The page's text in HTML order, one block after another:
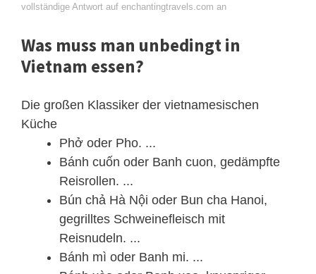
vollständige Antwort auf enchantingtravels.com an
Was muss man unbedingt in
Vietnam essen?
Die großen Klassiker der vietnamesischen
Küche
Phở oder Pho. ...
Bánh cuốn oder Banh cuon, gedämpfte
Reisrollen. ...
Bún chả Hà Nội oder Bun cha Hanoi,
gegrilltes Schweinefleisch mit
Reisnudeln. ...
Bánh mì oder Banh mi. ...